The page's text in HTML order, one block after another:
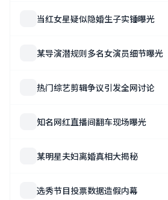
当红女星疑似隐婚生子实锤曝光
某导演潜规则多名女演员细节曝光
热门综艺剪辑争议引发全网讨论
知名网红直播间翻车现场曝光
某明星夫妇离婚真相大揭秘
选秀节目投票数据造假内幕